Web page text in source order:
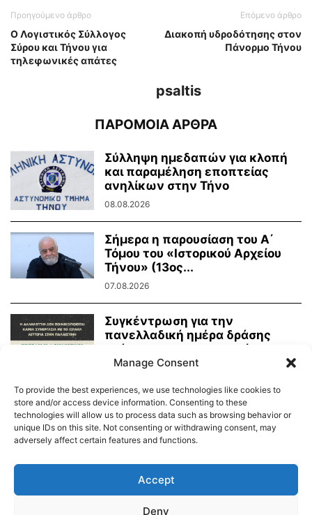
Προηγούμενο άρθρο
Ο Λογιστικός Σύλλογος
Σύρου και Τήνου για
τηλεφωνικές απάτες
Επόμενο άρθρο
Διακοπή υδροδότησης στον
Πάνορμο Τήνου
psaltis
ΠΑΡΟΜΟΙΑ ΑΡΘΡΑ
Σύλληψη ημεδαπών για κλοπή
και παραμέληση εποπτείας
ανηλίκων στην Τήνο
08.08.2026
Σήμερα η παρουσίαση του Α΄
Τόμου του «Ιστορικού Αρχείου
Τήνου» (13ος...
07.08.2026
Συγκέντρωση για την
πανελλαδική ημέρα δράσης
ενάντια στην γενοκτονία στην
Παλαιστίνη
Δημοτικό Λιμενικό Ταμείο Τήνου – Άνδρου
Manage Consent
To provide the best experiences, we use technologies like cookies to
store and/or access device information. Consenting to these
technologies will allow us to process data such as browsing behavior or
unique IDs on this site. Not consenting or withdrawing consent, may
adversely affect certain features and functions.
Accept
Deny